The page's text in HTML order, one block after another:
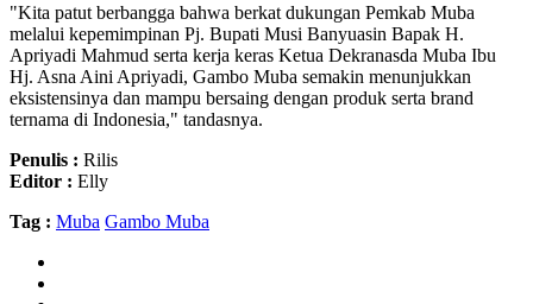
"Kita patut berbangga bahwa berkat dukungan Pemkab Muba
melalui kepemimpinan Pj. Bupati Musi Banyuasin Bapak H.
Apriyadi Mahmud serta kerja keras Ketua Dekranasda Muba Ibu
Hj. Asna Aini Apriyadi, Gambo Muba semakin menunjukkan
eksistensinya dan mampu bersaing dengan produk serta brand
ternama di Indonesia," tandasnya.
Penulis : Rilis
Editor : Elly
Tag : Muba Gambo Muba